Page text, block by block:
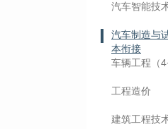
汽车智能技
汽车制造与
本衔接
车辆工程（
工程造价
建筑工程技